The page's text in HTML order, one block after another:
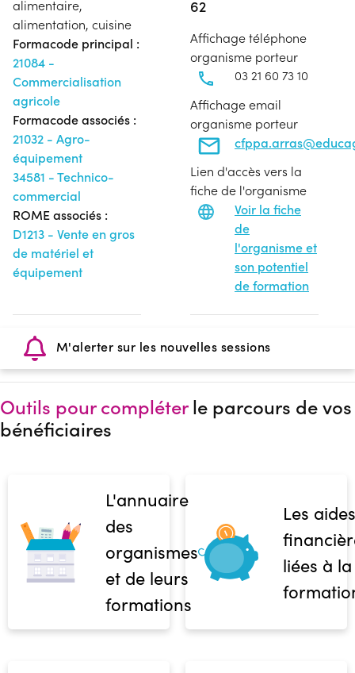
alimentaire,
alimentation, cuisine
Formacode principal :
21084 -
Commercialisation
agricole
Formacode associés :
21032 - Agro-
équipement
34581 - Technico-
commercial
ROME associés :
D1213 - Vente en gros
de matériel et
équipement
62
Affichage téléphone
organisme porteur
03 21 60 73 10
Affichage email
organisme porteur
Lien d'accès vers la
fiche de l'organisme
Voir la fiche
de
l'organisme et
son potentiel
de formation
M'alerter sur les nouvelles sessions
Outils pour compléterle parcours de vos
bénéficiaires
L'annuaire
des
organismes
et de leurs
formations
Les aides
liées à la